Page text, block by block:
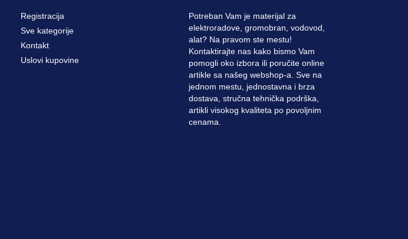
Registracija
Sve kategorije
Kontakt
Uslovi kupovine
Potreban Vam je materijal za
elektroradove, gromobran, vodovod,
alat? Na pravom ste mestu!
Kontaktirajte nas kako bismo Vam
pomogli oko izbora ili poručite online
artikle sa našeg webshop-a. Sve na
jednom mestu, jednostavna i brza
dostava, stručna tehnička podrška,
artikli visokog kvaliteta po povoljnim
cenama.